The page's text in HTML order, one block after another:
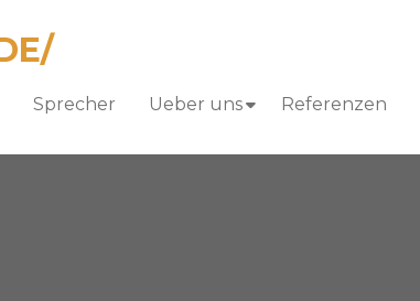
Sprecher Ueber uns Referenzen